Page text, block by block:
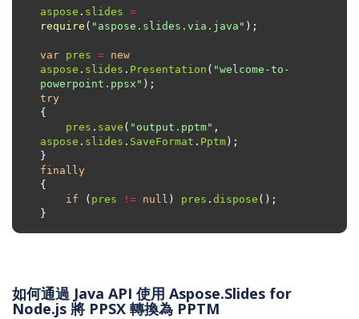
aspose . slides =
require ( "aspose.slides.via.java"
var pres = new
aspose . slides . Presentation ( "welcome-to-
powerpoint.ppsx"
try
pres . save ( "output.pptm"
aspose . slides . SaveFormat . Pptm
finally
if ( pres != null ) pres . dispose
如何通過 Java API 使用 Aspose.Slides for
Node.js 將 PPSX 轉換為 PPTM